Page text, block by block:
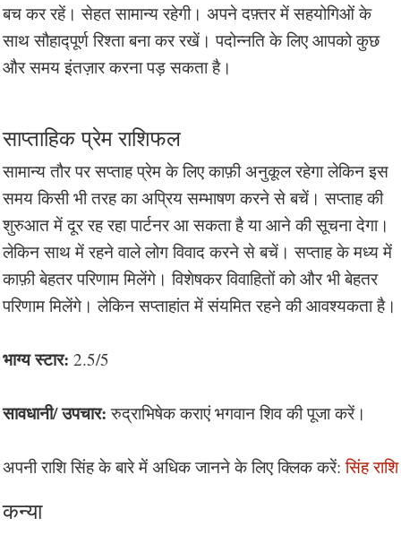
बच कर रहें। सेहत सामान्य रहेगी। अपने दफ़्तर में सहयोगिओं के
साथ सौहाद्पूर्ण रिश्ता बना कर रखें। पदोन्नति के लिए आपको कुछ
और समय इंतज़ार करना पड़ सकता है।
साप्ताहिक प्रेम राशिफल
सामान्य तौर पर सप्ताह प्रेम के लिए काफ़ी अनुकूल रहेगा लेकिन इस
समय किसी भी तरह का अप्रिय सम्भाषण करने से बचें। सप्ताह की
शुरुआत में दूर रह रहा पार्टनर आ सकता है या आने की सूचना देगा।
लेकिन साथ में रहने वाले लोग विवाद करने से बचें। सप्ताह के मध्य में
काफ़ी बेहतर परिणाम मिलेंगे। विशेषकर विवाहितों को और भी बेहतर
परिणाम मिलेंगे। लेकिन सप्ताहांत में संयमित रहने की आवश्यकता है।
भाग्य स्टार: 2.5/5
सावधानी/ उपचार:रुद्राभिषेक कराएं भगवान शिव की पूजा करें।
अपनी राशि सिंह के बारे में अधिक जानने के लिए क्लिक करें: सिंह राशि
कन्या